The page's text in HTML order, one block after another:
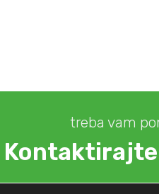
treba vam